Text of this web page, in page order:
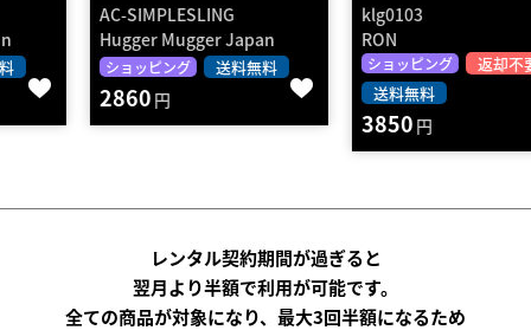
AC-SIMPLESLING
Hugger Mugger Japan
ショッピング 送料無料
2860
ショッピング
返却不要
送料無料
3850
レンタル契約期間が過ぎると
翌月より半額で利用が可能です。
全ての商品が対象になり、最大3回半額になるため